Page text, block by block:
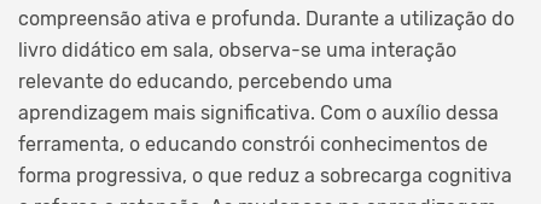
compreensão ativa e profunda. Durante a utilização do
livro didático em sala, observa-se uma interação
relevante do educando, percebendo uma
aprendizagem mais significativa. Com o auxílio dessa
ferramenta, o educando constrói conhecimentos de
forma progressiva, o que reduz a sobrecarga cognitiva